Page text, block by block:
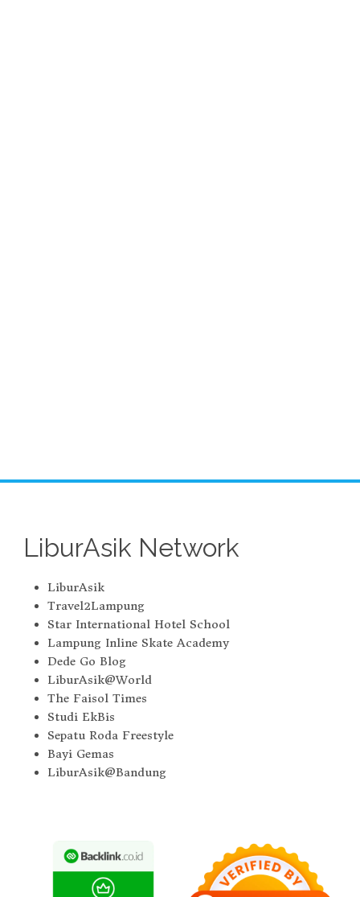
LiburAsik Network
LiburAsik
Travel2Lampung
Star International Hotel School
Lampung Inline Skate Academy
Dede Go Blog
LiburAsik@World
The Faisol Times
Studi EkBis
Sepatu Roda Freestyle
Bayi Gemas
LiburAsik@Bandung